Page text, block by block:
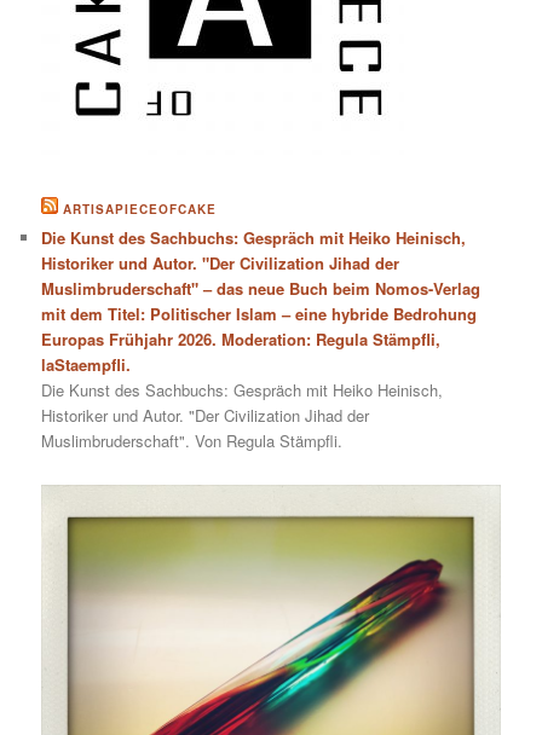
ARTISAPIECEOFCAKE
Die Kunst des Sachbuchs: Gespräch mit Heiko Heinisch,
Historiker und Autor. "Der Civilization Jihad der
Muslimbruderschaft" – das neue Buch beim Nomos-Verlag
mit dem Titel: Politischer Islam – eine hybride Bedrohung
Europas Frühjahr 2026. Moderation: Regula Stämpfli,
laStaempfli.
Die Kunst des Sachbuchs: Gespräch mit Heiko Heinisch,
Historiker und Autor. "Der Civilization Jihad der
Muslimbruderschaft". Von Regula Stämpfli.